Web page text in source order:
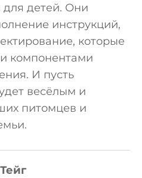
детей. Они
инструкций,
которые
компонентами
И пусть
весёлым и
питомцев и